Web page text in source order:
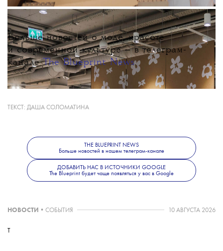
Больше новостей о моде, красоте
и современной культуре — в телеграм-
каналеThe Blueprint News.
ТЕКСТ: ДАША СОЛОМАТИНА
THE BLUEPRINT NEWS
Больше новостей в нашем телеграм-канале
ДОБАВИТЬ НАС В ИСТОЧНИКИ GOOGLE
The Blueprint будет чаще появляться у вас в Google
НОВОСТИ • СОБЫТИЯ 10 АВГУСТА 2026
T